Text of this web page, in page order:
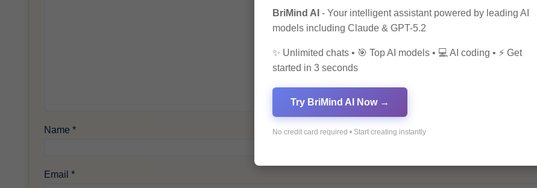
Name *
Email *
BriMind AI - Your intelligent assistant powered by leading AI
models including Claude & GPT-5.2
✨ Unlimited chats • 🎯 Top AI models • 💻 AI coding • ⚡ Get
started in 3 seconds
Try BriMind AI Now →
No credit card required • Start creating instantly